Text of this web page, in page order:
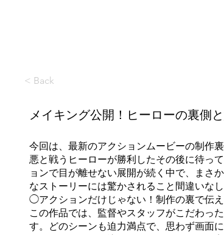
< Back
メイキング公開！ヒーローの裏側
今回は、最新のアクションムービーの制作
悪と戦うヒーローが勝利したその後に待っ
ョンで目が離せない展開が続く中で、まさ
なストーリーには驚かされること間違いなし
◯アクションだけじゃない！制作の裏で伝
この作品では、監督やスタッフがこだわっ
す。どのシーンも迫力満点で、思わず画面